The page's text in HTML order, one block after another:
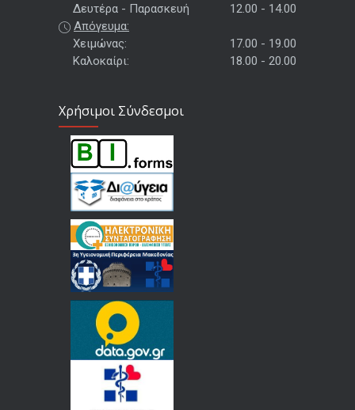
Δευτέρα - Παρασκευή
12.00 - 14.00
Απόγευμα:
Χειμώνας:
17.00 - 19.00
Καλοκαίρι:
18.00 - 20.00
Χρήσιμοι Σύνδεσμοι